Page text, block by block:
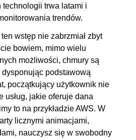
00:07:13
00:12:02
00:04:39
danych 01:20:51
00:00:39
Sposoby
00:18:49
technologii trwa latami i
trendów.
wstęp nie zabrzmiał zbyt
bowiem, mimo wielu
możliwości, chmury są
dysponując podstawową
początkujący użytkownik nie
usług, jakie oferuje dana
to na przykładzie AWS. W
licznymi animacjami,
nauczysz się w swobodny